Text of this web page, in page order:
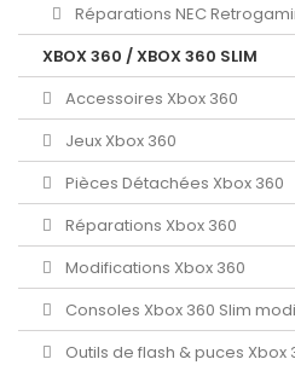
Réparations NEC
XBOX 360 / XBOX 360 SLIM
Accessoires Xbox 360
Jeux Xbox 360
Pièces Détachées Xbox 360
Réparations Xbox 360
Modifications Xbox 360
Consoles Xbox 360 Slim
Outils de flash & puces Xbox